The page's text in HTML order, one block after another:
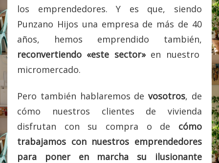
los emprendedores. Y es que, siendo
Punzano Hijos una empresa de más de 40
años, hemos emprendido también,
reconvertiendo «este sector»en nuestro
micromercado.
Pero también hablaremos devosotros, de
cómo nuestros clientes de vivienda
disfrutan con su compra o de cómo
trabajamos con nuestros emprendedores
para poner en marcha su ilusionante